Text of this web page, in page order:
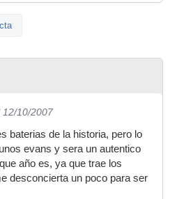
12/10/2007
baterias de la historia, pero lo
evans y sera un autentico
año es, ya que trae los
desconcierta un poco para ser